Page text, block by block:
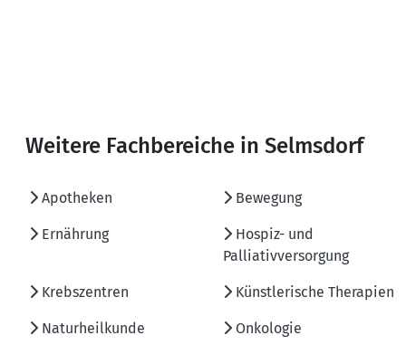
Weitere Fachbereiche in Selmsdorf
Apotheken Bewegung
Ernährung
Hospiz- und
Palliativversorgung
Krebszentren Künstlerische Therapien
Naturheilkunde Onkologie